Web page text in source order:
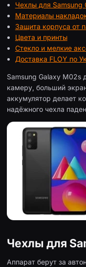
Чехлы для Samsung
Материалы
Защита корпуса от
Цвета и принты
Стекло и мелкие
Доставка FLOY по
Samsung Galaxy M02s
камеру, больший
аккумулятор делает
надёжного чехла
Чехлы для
Аппарат берут за